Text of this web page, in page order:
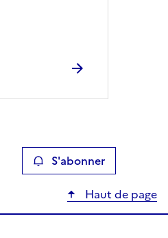
S'abonner
Haut de page